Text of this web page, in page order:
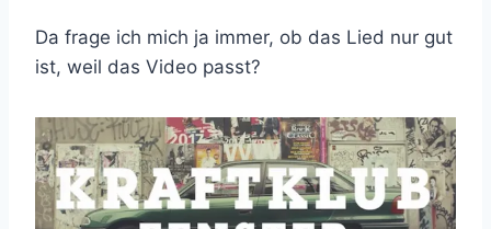
Da frage ich mich ja immer, ob das Lied nur gut
ist, weil das Video passt?